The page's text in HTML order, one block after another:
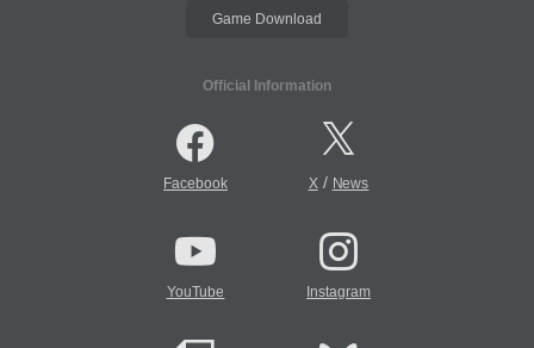
Game Download
Official Information
Facebook X/ News
YouTube Instagram